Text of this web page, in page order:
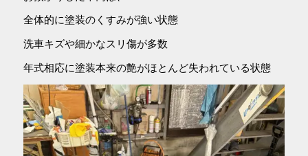
全体的に塗装のくすみが強い状態
洗車キズや細かなスリ傷が多数
年式相応に塗装本来の艶がほとんど失われている状態